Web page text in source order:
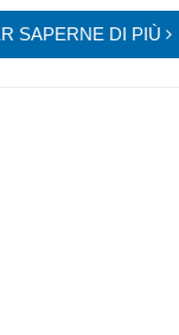
prestazioni di 30
sostenibile.
SAPERNE DI PIÙ